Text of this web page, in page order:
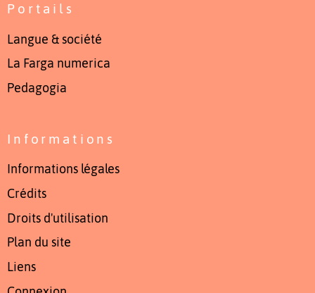
Portails
Langue & société
La Farga numerica
Pedagogia
Informations
Informations légales
Crédits
Droits d'utilisation
Plan du site
Liens